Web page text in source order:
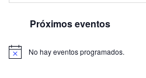
Próximos eventos
No hay eventos programados.